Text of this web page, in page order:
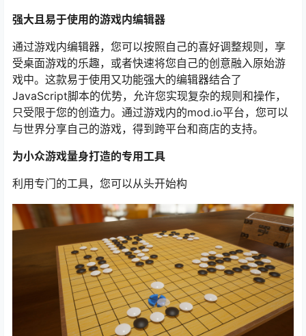
强大且易于使用的游戏内编辑器
通过游戏内编辑器，您可以按照自己的喜好调整规则，享
受桌面游戏的乐趣，或者快速将您自己的创意融入原始游
戏中。这款易于使用又功能强大的编辑器结合了
JavaScript脚本的优势，允许您实现复杂的规则和操作，
只受限于您的创造力。通过游戏内的mod.io平台，您可以
与世界分享自己的游戏，得到跨平台和商店的支持。
为小众游戏量身打造的专用工具
利用专门的工具，您可以从头开始构